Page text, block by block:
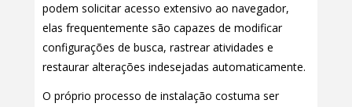
podem solicitar acesso extensivo ao navegador,
elas frequentemente são capazes de modificar
configurações de busca, rastrear atividades e
restaurar alterações indesejadas automaticamente.
O próprio processo de instalação costuma ser